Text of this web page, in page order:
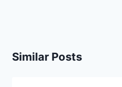
Similar Posts